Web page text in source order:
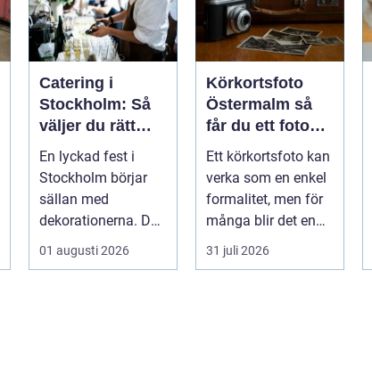
Catering i
Stockholm: Så
väljer du rätt
mat till ditt
evenemang
En lyckad fest i
Stockholm börjar
sällan med
dekorationerna. Den
börjar i köket....
01 augusti 2026
Körkortsfoto
Östermalm så
får du ett foto
som alltid blir
godkänt
Ett körkortsfoto kan
verka som en enkel
formalitet, men för
många blir det en
oväntad källa till
str...
31 juli 2026